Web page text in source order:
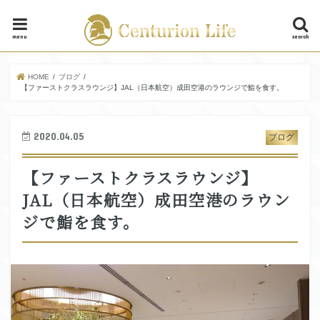
search
menu
HOME
ブログ
【ファーストクラスラウンジ】JAL（日本航空）成田空港のラウンジで鮨を食す。
ブログ
2020.04.05
【ファーストクラスラウンジ】
JAL（日本航空）成田空港のラウン
ジで鮨を食す。